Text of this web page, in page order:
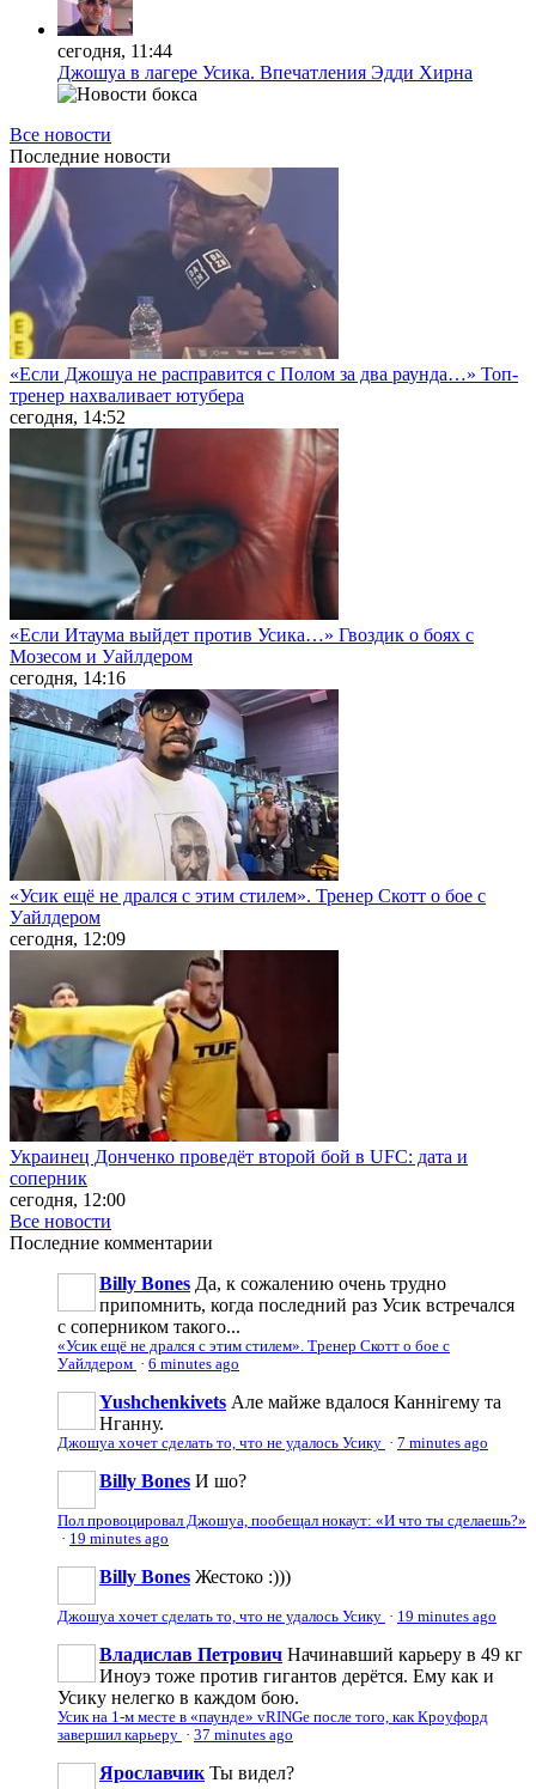
сегодня, 11:44
Джошуа в лагере Усика. Впечатления Эдди Хирна
Все новости
Последние новости
«Если Джошуа не расправится с Полом за два раунда…» Топ-
тренер нахваливает ютубера
сегодня, 14:52
«Если Итаума выйдет против Усика…» Гвоздик о боях с
Мозесом и Уайлдером
сегодня, 14:16
«Усик ещё не дрался с этим стилем». Тренер Скотт о бое с
Уайлдером
сегодня, 12:09
Украинец Донченко проведёт второй бой в UFC: дата и
соперник
сегодня, 12:00
Все новости
Последние комментарии
Billy Bones Да, к сожалению очень трудно
припомнить, когда последний раз Усик встречался
с соперником такого...
«Усик ещё не дрался с этим стилем». Тренер Скотт о бое с
Уайлдером · 6 minutes ago
Yushchenkivets Але майже вдалося Каннігему та
Нганну.
Джошуа хочет сделать то, что не удалось Усику · 7 minutes ago
Billy Bones И шо?
Пол провоцировал Джошуа, пообещал нокаут: «И что ты сделаешь?»
· 19 minutes ago
Billy Bones Жестоко :)))
Джошуа хочет сделать то, что не удалось Усику · 19 minutes ago
Владислав Петрович Начинавший карьеру в 49 кг
Иноуэ тоже против гигантов дерётся. Ему как и
Усику нелегко в каждом бою.
Усик на 1-м месте в «паунде» vRINGe после того, как Кроуфорд
завершил карьеру · 37 minutes ago
Ярославчик Ты видел?